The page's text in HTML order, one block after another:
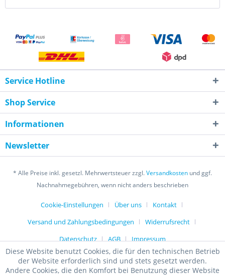
Service Hotline
Shop Service
Informationen
Newsletter
* Alle Preise inkl. gesetzl. Mehrwertsteuer zzgl.Versandkosten und ggf.
Nachnahmegebühren, wenn nicht anders beschrieben
Cookie-Einstellungen Über uns
Kontakt
Versand und Zahlungsbedingungen
Widerrufsrecht
Datenschutz
AGB Impressum
Diese Website benutzt Cookies, die für den technischen Betrieb
der Website erforderlich sind und stets gesetzt werden.
Andere Cookies, die den Komfort bei Benutzung dieser Website